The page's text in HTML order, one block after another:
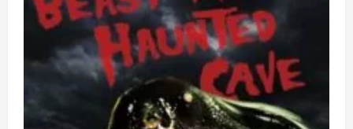
て
さ
ら
に
読
む